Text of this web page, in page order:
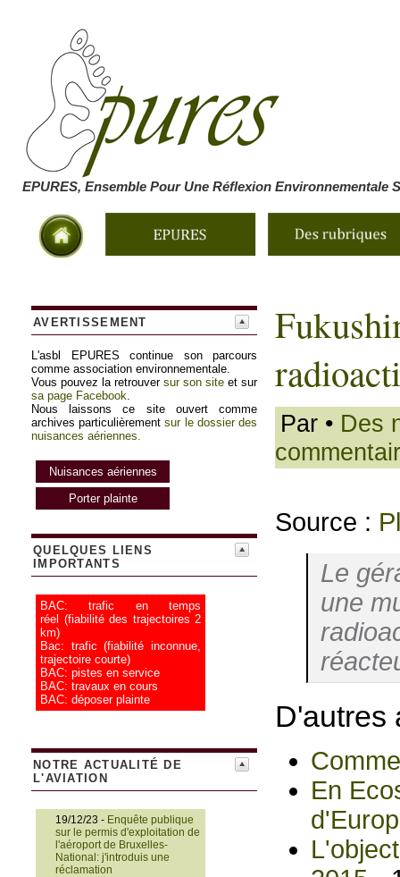
EPURES, Ensemble Pour Une Réflexion Environnementale
AVERTISSEMENT
L'asbl EPURES continue son parcours
comme association environnementale.
Vous pouvez la retrouver sur son site et sur
sa page Facebook.
Nous laissons ce site ouvert comme
archives particulièrementsur le dossier des
nuisances aériennes.
Nuisances aériennes
Porter plainte
QUELQUES LIENS
IMPORTANTS
BAC: trafic en temps
réel (fiabilité des trajectoires 2
km)
Bac: trafic (fiabilité inconnue,
trajectoire courte)
BAC: pistes en service
BAC: travaux en cours
BAC: déposer plainte
NOTRE ACTUALITÉ DE
L'AVIATION
19/12/23 - Enquête publique
sur le permis d'exploitation de
l'aéroport de Bruxelles-
National: j'introduis une
réclamation
Par • Des
Source :
Le
une
D'autres
En